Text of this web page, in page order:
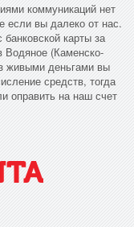
коммуникаций нет
если вы далеко от нас.
карты за
Водяное (Каменско-
живыми деньгами вы
средств, тогда
оправить на наш счет